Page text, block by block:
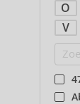
O
V